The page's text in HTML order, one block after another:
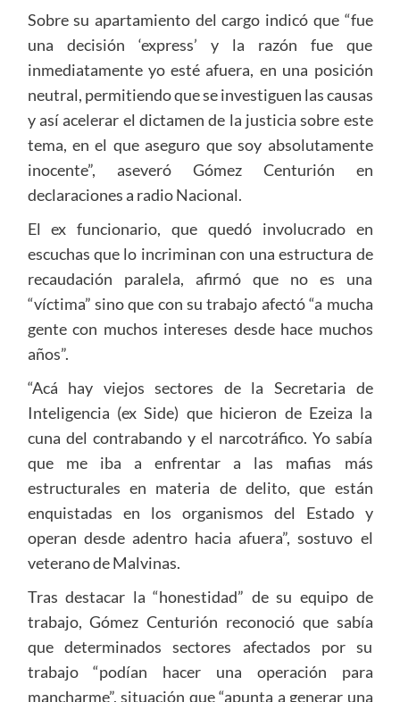
Sobre su apartamiento del cargo indicó que “fue
una decisión ‘express’ y la razón fue que
inmediatamente yo esté afuera, en una posición
neutral, permitiendo que se investiguen las causas
y así acelerar el dictamen de la justicia sobre este
tema, en el que aseguro que soy absolutamente
inocente”, aseveró Gómez Centurión en
declaraciones a radio Nacional.
El ex funcionario, que quedó involucrado en
escuchas que lo incriminan con una estructura de
recaudación paralela, afirmó que no es una
“víctima” sino que con su trabajo afectó “a mucha
gente con muchos intereses desde hace muchos
años”.
“Acá hay viejos sectores de la Secretaria de
Inteligencia (ex Side) que hicieron de Ezeiza la
cuna del contrabando y el narcotráfico. Yo sabía
que me iba a enfrentar a las mafias más
estructurales en materia de delito, que están
enquistadas en los organismos del Estado y
operan desde adentro hacia afuera”, sostuvo el
veterano de Malvinas.
Tras destacar la “honestidad” de su equipo de
trabajo, Gómez Centurión reconoció que sabía
que determinados sectores afectados por su
trabajo “podían hacer una operación para
mancharme”, situación que “apunta a generar una